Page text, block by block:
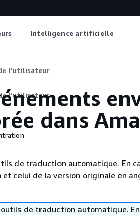
Intelligence artificielle
l’utilisateur
l’utilisateur
dans
de traduction automatique. En
celui de la version originale en
de traduction automatique.